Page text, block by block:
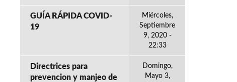
GUÍA RÁPIDA COVID-
19
Miércoles,
Septiembre
9, 2020 -
22:33
Directrices para
prevencion y manjeo de
Domingo,
Mayo 3,